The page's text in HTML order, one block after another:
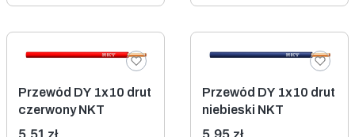
Przewód DY 1x10 drut
czerwony NKT
Cena
Przewód DY 1x10 drut
niebieski NKT
Cena